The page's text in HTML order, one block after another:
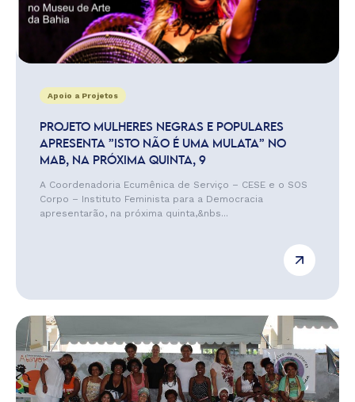
Apoio a Projetos
PROJETO MULHERES NEGRAS E POPULARES
APRESENTA ”ISTO NÃO É UMA MULATA” NO
MAB, NA PRÓXIMA QUINTA, 9
A Coordenadoria Ecumênica de Serviço – CESE e o SOS
Corpo – Instituto Feminista para a Democracia
apresentarão, na próxima quinta,&nbs...